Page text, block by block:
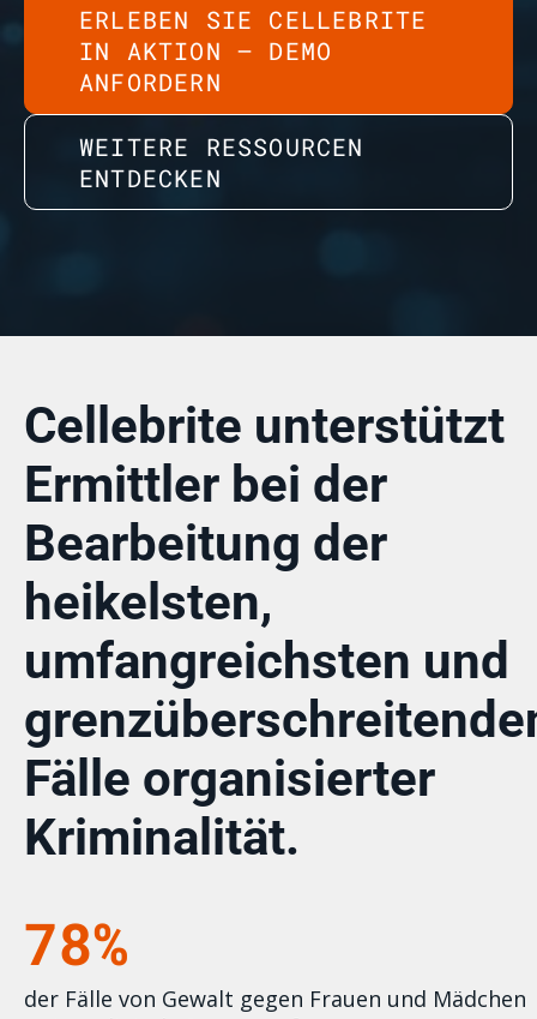
ERLEBEN SIE CELLEBRITE
IN AKTION – DEMO
ANFORDERN
WEITERE RESSOURCEN
ENTDECKEN
Cellebrite unterstützt
Ermittler bei der
Bearbeitung der
heikelsten,
umfangreichsten und
Fälle organisierter
Kriminalität.
78%
der Fälle von Gewalt gegen Frauen und Mädchen